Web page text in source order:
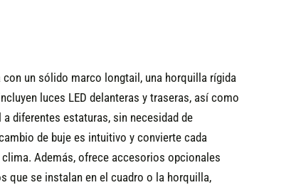
un sólido marco longtail, una horquilla rígida
luces LED delanteras y traseras, así como
diferentes estaturas, sin necesidad de
de buje es intuitivo y convierte cada
Además, ofrece accesorios opcionales
que se instalan en el cuadro o la horquilla,